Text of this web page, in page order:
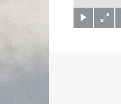
(c) Didier